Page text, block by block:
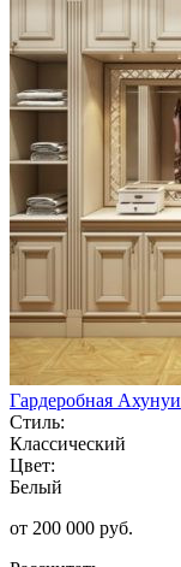
Гардеробная Ахунуи
Стиль:
Классический
Цвет:
Белый
от 200 000 руб.